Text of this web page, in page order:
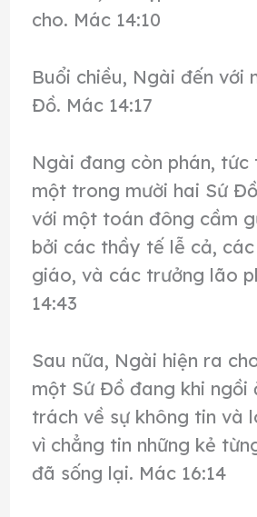
cho. Mác 14:10
Buổi chiều, Ngài đến với
Đồ. Mác 14:17
Ngài đang còn phán, tức
một trong mười hai Sứ
với một toán đông cầm
bởi các thầy tế lễ cả,
giáo, và các trưởng lão
14:43
Sau nữa, Ngài hiện ra
một Sứ Đồ đang khi ngồi
trách về sự không tin và
vì chẳng tin những kẻ
đã sống lại. Mác 16:14